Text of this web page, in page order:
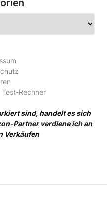
Rechner
sind, handelt es sich
Partner verdiene ich an
Verkäufen